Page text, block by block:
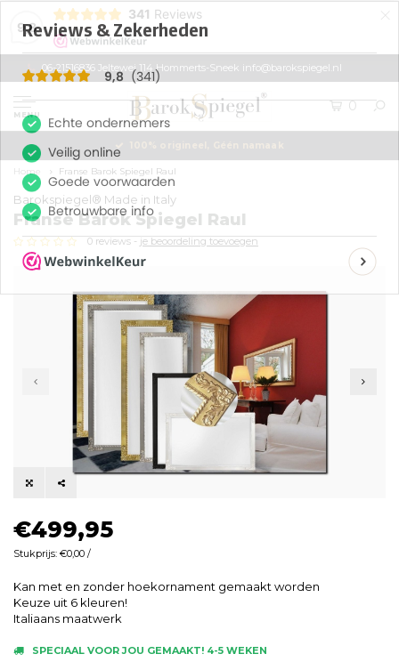
9,8
341 Reviews ×
06-21516836 Jeltewei 114 Hommerts-Sneek info@barokspiegel.nl
MENU
0
Home Franse Barok Spiegel Raul
Barokspiegel® Made in Italy
Franse Barok Spiegel Raul
0 reviews -je beoordeling toevoegen
€499,95
Stukprijs: €0,00 /
Kan met en zonder hoekornament gemaakt worden
Keuze uit 6 kleuren!
Italiaans maatwerk
SPECIAAL VOOR JOU GEMAAKT! 4-5 WEKEN